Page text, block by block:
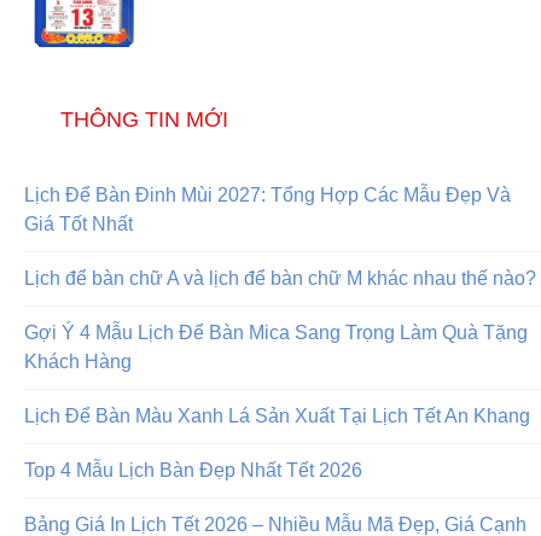
THÔNG TIN MỚI
Lịch Để Bàn Đinh Mùi 2027: Tổng Hợp Các Mẫu Đẹp Và
Giá Tốt Nhất
Lịch để bàn chữ A và lịch để bàn chữ M khác nhau thế nào?
Gợi Ý 4 Mẫu Lịch Để Bàn Mica Sang Trọng Làm Quà Tặng
Khách Hàng
Lịch Để Bàn Màu Xanh Lá Sản Xuất Tại Lịch Tết An Khang
Top 4 Mẫu Lịch Bàn Đẹp Nhất Tết 2026
Bảng Giá In Lịch Tết 2026 – Nhiều Mẫu Mã Đẹp, Giá Cạnh